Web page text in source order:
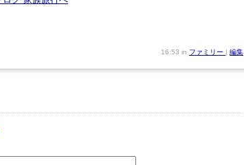
16:53 in ファミリー | 編集